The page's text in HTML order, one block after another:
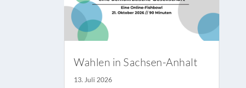
Wahlen in Sachsen-Anhalt
13. Juli 2026